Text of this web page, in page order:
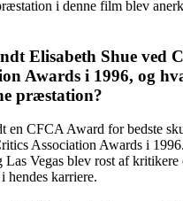
i denne film blev
Elisabeth Shue ved
Awards i 1996, og
præstation?
en CFCA Award for bedste
Association Awards i
Vegas blev rost af kritikere
hendes karriere.